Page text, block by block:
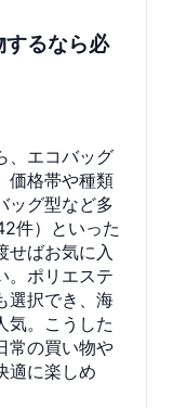
するなら必
、エコバッグ
価格帯や種類
ッグ型など多
件）といった
せばお気に入
。ポリエステ
選択でき、海
気。こうした
常の買い物や
適に楽しめ